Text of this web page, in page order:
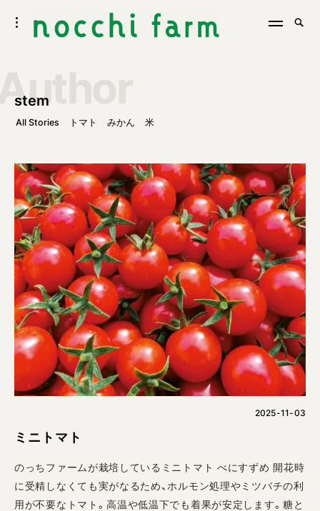
Skip
to
nocchifarm のっちファーム
toggle
open/close
stem
All Stories トマト みかん 米
2025-11-03
ミニトマト
のっちファームが栽培しているミニトマト べにすずめ 開花時
に受精しなくても実がなるため、ホルモン処理やミツバチの利
用が不要なトマト。高温や低温下でも着果が安定します。糖と